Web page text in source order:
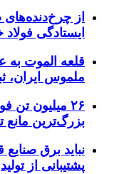
ایستادگی
قلعه الموت به
ملموس ایران،
۲۶ میلیون
بزرگ‌ترین مانع
نباید برق
پشتیبانی از تولید